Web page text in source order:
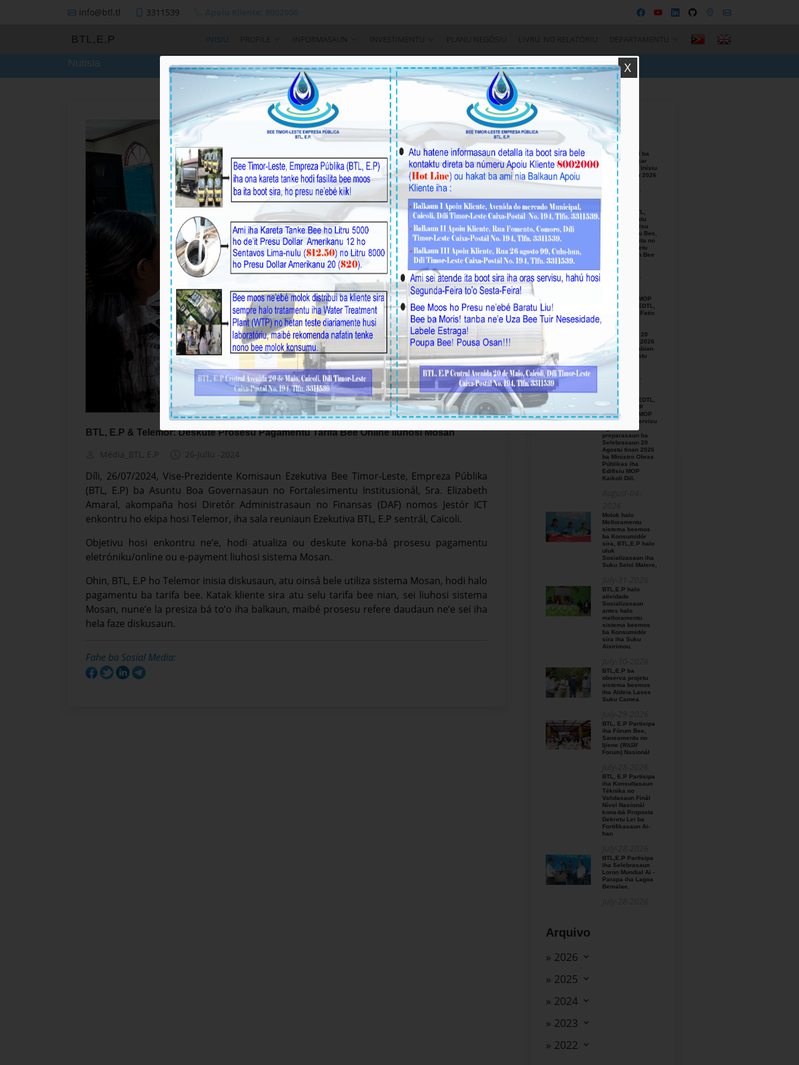
info@btl.tl 3311539
BTL,E.P INISIU PROFILE INFORMASAUN INVESTIMENTU PLANU NEGÓSIU LIVRU NO RELATÓRIU DEPARTAMENTU
Nutisia
BTL, E.P & Telemor: Deskute Prosesu Pagamentu Tarifa Bee Online liuhosi Mosan
Média_BTL, E.P 26-Jullu -2024
Díli, 26/07/2024, Vise-Prezidente Komisaun Ezekutiva Bee Timor-Leste, Empreza Públika
(BTL, E.P) ba Asuntu Boa Governasaun no Fortalesimentu Institusionál, Sra. Elizabeth
Amaral, akompaña hosi Diretór Administrasaun no Finansas (DAF) nomos Jestór ICT
enkontru ho ekipa hosi Telemor, iha sala reuniaun Ezekutiva BTL, E.P sentrál, Caicoli.
Objetivu hosi enkontru ne’e, hodi atualiza ou deskute kona-bá prosesu pagamentu
eletróniku/online ou e-payment liuhosi sistema Mosan.
Ohin, BTL, E.P ho Telemor inisia diskusaun, atu oinsá bele utiliza sistema Mosan, hodi halo
pagamentu ba tarifa bee. Katak kliente sira atu selu tarifa bee nian, sei liuhosi sistema
Mosan, nune’e la presiza bá to’o iha balkaun, maibé prosesu refere daudaun ne’e sei iha
hela faze diskusaun.
Fahe ba Sosial Media:
Recent Posts
BTL, E.P
Responsável ba
Seremónia Içar
Bandeira iha Inísiu
Fulan Agostu 2026
August-05-
2026
Ezekutivu BTL,
E.P Orienta atu
Mellora Servisu
Fornesimentu Bee,
Hasa’e Reseita no
Finaliza Projetu
Kanalizasaun Bee
August-05-
2026
BTL, E.P ho MOP
hamutuk ho EDTL,
E.P,Observa Fatin
preparasaun
beemos ba
Selebrasaun 20
Agostu tinan 2026
iha foho Matabian
Hun area Postu
Kelekai.
August-03-
2026
BTL, E.P ho EDTL,
E.P no IGE I.P
enkontru ho MOP
hodi relata servisu
preparasaun ba
Selebrasaun 20
Agostu tinan 2026
ba Ministro Obras
Públikas iha
Edifisiu MOP
Kaikoli Dili.
Molok halo
Melloramentu
sistema beemos
ba Konsumidór
sira, BTL,E.P halo
uluk
Sosializasaun iha
Suku Seloi Malere,
BTL,E.P halo
atividade
Sosializasaun
antes halo
melloramentu
sistema beemos
ba Konsumidór
sira iha Suku
Aisirimou.
BTL,E.P ba
observa projetu
sistema beemos
iha Aldeia Lases
Suku Camea.
BTL, E.P Partisipa
iha Fórum Bee,
Saneamentu no
Ijiene (𝑊𝐴𝑆𝐻
Forum) Nasionál
BTL, E.P Partisipa
iha Konsultasaun
Téknika no
Validasaun Finál
Nível Nasionál
kona-bá Proposta
Dekretu Lei ba
Fortifikasaun Ai-
han
BTL,E.P Partisipa
iha Selebrasaun
Loron Mundial Ai -
Parapa iha Lagoa
Bemalae.
Arquivo
» 2026
» 2025
» 2024
» 2023
» 2022
X